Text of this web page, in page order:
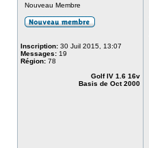
Nouveau Membre
Inscription: 30 Juil 2015, 13:07
Messages: 19
Région: 78
Golf IV 1.6 16v
Basis de Oct 2000